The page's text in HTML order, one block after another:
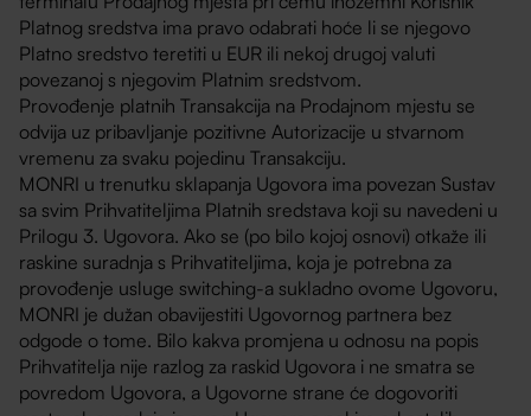
Platnog sredstva ima pravo odabrati hoće li se njegovo
Platno sredstvo teretiti u EUR ili nekoj drugoj valuti
povezanoj s njegovim Platnim sredstvom.
Provođenje platnih Transakcija na Prodajnom mjestu se
odvija uz pribavljanje pozitivne Autorizacije u stvarnom
vremenu za svaku pojedinu Transakciju.
MONRI u trenutku sklapanja Ugovora ima povezan Sustav
sa svim Prihvatiteljima Platnih sredstava koji su navedeni u
Prilogu 3. Ugovora. Ako se (po bilo kojoj osnovi) otkaže ili
raskine suradnja s Prihvatiteljima, koja je potrebna za
provođenje usluge switching-a sukladno ovome Ugovoru,
MONRI je dužan obavijestiti Ugovornog partnera bez
odgode o tome. Bilo kakva promjena u odnosu na popis
Prihvatitelja nije razlog za raskid Ugovora i ne smatra se
povredom Ugovora, a Ugovorne strane će dogovoriti